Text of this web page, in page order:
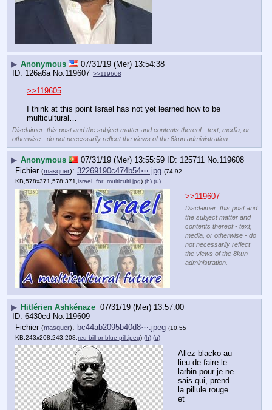
▶ Anonymous
07/31/19 (Mer) 13:54:38
126a6a No.119607 >>119608
>>119605
I think at this point Israel has not yet learned how to be
multicultural…
Disclaimer: this post and the subject matter and contents thereof - text, media, or
otherwise - do not necessarily reflect the views of the 8kun administration.
▶ Anonymous 07/31/19 (Mer) 13:55:59 125711 No.119608
Fichier (masquer): 32269190c474b54⋯.jpg (74.92
KB,578x371,578:371, israel_for_multiculti.jpg) (h) (u)
>>119607
Disclaimer: this post and
the subject matter and
contents thereof - text,
media, or otherwise - do
not necessarily reflect
the views of the 8kun
administration.
▶ Hitlérien Ashkénaze 07/31/19 (Mer) 13:57:00
6430cd No.119609
Fichier (masquer): bc44ab2095b40d8⋯.jpeg (10.55
KB,243x208,243:208, red bill or blue pill.jpeg) (h) (u)
Allez blacko au
lieu de faire le
larbin pour je ne
sais qui, prend
la pillule rouge
et